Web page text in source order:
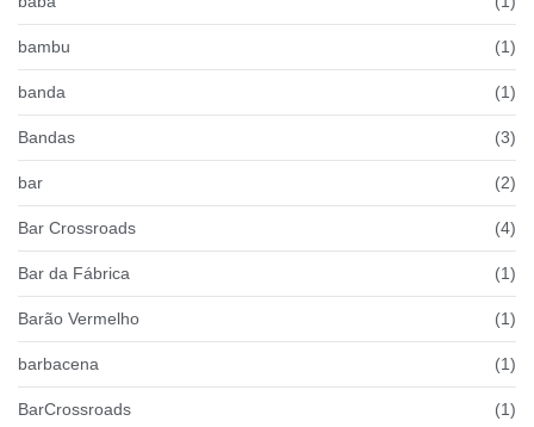
bambu (1)
banda (1)
Bandas (3)
bar (2)
Bar Crossroads (4)
Bar da Fábrica (1)
Barão Vermelho (1)
barbacena (1)
BarCrossroads (1)